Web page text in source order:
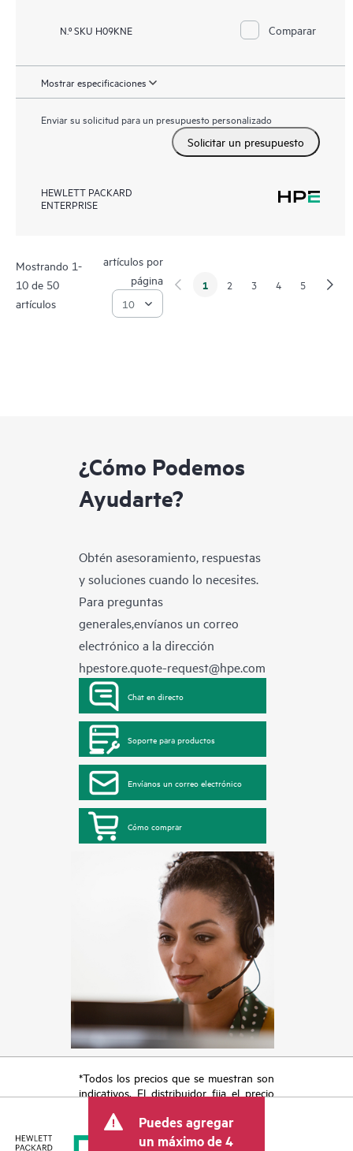
N.º SKU H09KNE Comparar
Mostrar especificaciones
Enviar su solicitud para un presupuesto personalizado
Solicitar un presupuesto
HEWLETT PACKARD
ENTERPRISE
Mostrando 1-
10 de 50
artículos
artículos por
página
1 2 3 4 5
¿Cómo Podemos
Ayudarte?
Obtén asesoramiento, respuestas
y soluciones cuando lo necesites.
Para preguntas
generales,envíanos un correo
electrónico a la dirección
hpestore.quote-request@hpe.com
Chat en directo
Soporte para productos
Envíanos un correo electrónico
Cómo comprar
*Todos los precios que se muestran son
indicativos. El distribuidor fija el precio
otros conceptos, como los impuestos a
la venta, el IVA y el envío. El precio de la
Puedes agregar
un máximo de 4